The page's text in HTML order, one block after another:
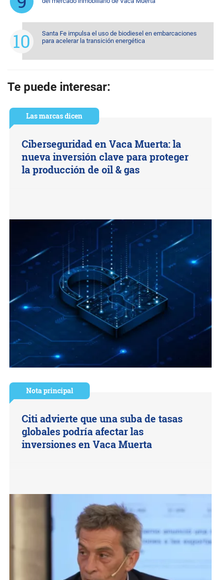
Santa Fe impulsa el uso de biodiesel en embarcaciones
para acelerar la transición energética
Te puede interesar:
Las marcas dicen
Ciberseguridad en Vaca Muerta: la
nueva inversión clave para proteger
la producción de oil & gas
Nota principal
Citi advierte que una suba de tasas
globales podría afectar las
inversiones en Vaca Muerta